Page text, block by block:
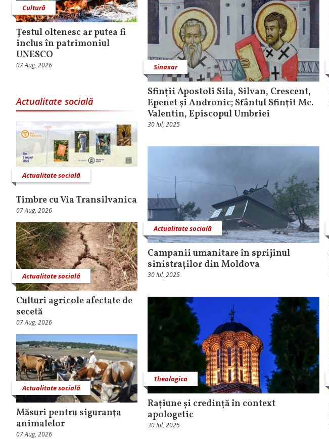
Cultură
Țestul oltenesc ar putea fi
inclus în patrimoniul
UNESCO
07 Aug, 2026
Actualitate socială
Actualitate socială
Timbre cu Via Transilvanica
07 Aug, 2026
Actualitate socială
Culturi agricole afectate de
secetă
07 Aug, 2026
Actualitate socială
Măsuri pentru siguranţa
animalelor
07 Aug, 2026
Sinaxar
Sfinții Apostoli Sila, Silvan, Crescent,
Epenet şi Andronic; Sfântul Sfinţit Mc.
Valentin, Episcopul Umbriei
30 Iul, 2025
Actualitate socială
Campanii umanitare în sprijinul
sinistraților din Moldova
30 Iul, 2025
Theologica
Rațiune și credință în context
apologetic
30 Iul, 2025